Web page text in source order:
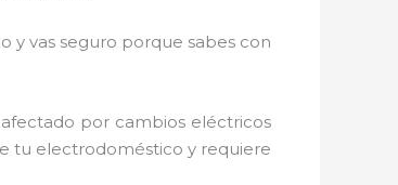
y vas seguro porque sabes con
por cambios eléctricos
tu electrodoméstico y requiere